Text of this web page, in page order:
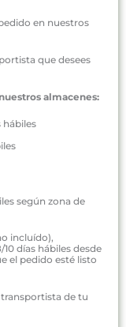
en nuestros
que desees
almacenes:
hábiles
según zona de
incluído),
días hábiles desde
el pedido esté listo
de tu